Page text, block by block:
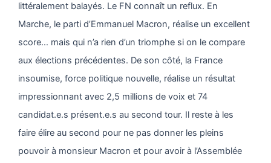
littéralement balayés. Le FN connaît un reflux. En
Marche, le parti d’Emmanuel Macron, réalise un excellent
score… mais qui n’a rien d’un triomphe si on le compare
aux élections précédentes. De son côté, la France
insoumise, force politique nouvelle, réalise un résultat
impressionnant avec 2,5 millions de voix et 74
candidat.e.s présent.e.s au second tour. Il reste à les
faire élire au second pour ne pas donner les pleins
pouvoir à monsieur Macron et pour avoir à l’Assemblée